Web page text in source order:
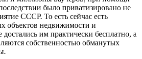
было приватизировано не
СССР. То есть сейчас есть
объектов недвижимости и
им практически бесплатно, а
собственностью обманутых